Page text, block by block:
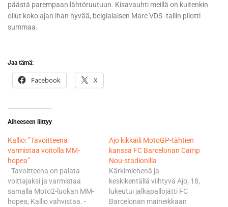
päästä parempaan lähtöruutuun. Kisavauhti meillä on kuitenkin
ollut koko ajan ihan hyvää, belgialaisen Marc VDS -tallin pilotti
summaa.
Jaa tämä:
Facebook X
Aiheeseen liittyy
Kallio: ”Tavoitteena
varmistaa voitolla MM-
hopea”
- Tavoitteena on palata
voittajaksi ja varmistaa
samalla Moto2-luokan MM-
hopea, Kallio vahvistaa. -
Ajo kikkaili MotoGP-tähtien
kanssa FC Barcelonan Camp
Nou-stadionilla
Kärkimiehenä ja
keskikentällä viihtyvä Ajo, 18,
lukeutui jalkapallojätti FC
Barcelonan maineikkaan